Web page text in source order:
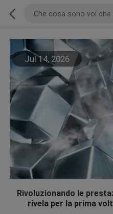
Jul 14, 2026
Rivoluzionando le
rivela per la prima